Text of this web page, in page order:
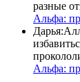
разные
Альфа:
Дарья:
Альфа: